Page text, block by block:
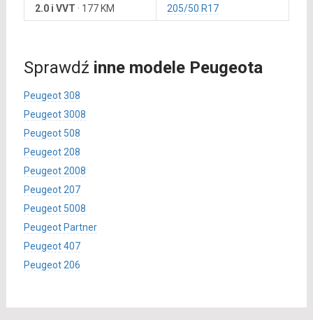
2.0 i VVT · 177 KM 205/50 R17
Sprawdź inne modele Peugeota
Peugeot 308
Peugeot 3008
Peugeot 508
Peugeot 208
Peugeot 2008
Peugeot 207
Peugeot 5008
Peugeot Partner
Peugeot 407
Peugeot 206